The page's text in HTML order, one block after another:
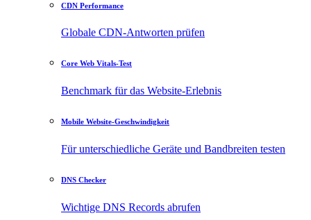
CDN Performance
Globale CDN-Antworten prüfen
Core Web Vitals-Test
Benchmark für das Website-Erlebnis
Mobile Website-Geschwindigkeit
Für unterschiedliche Geräte und Bandbreiten testen
DNS Checker
Wichtige DNS Records abrufen